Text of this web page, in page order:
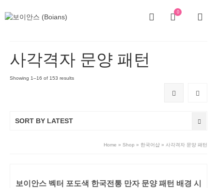
0
사각격자 문양 패턴
Showing 1–16 of 153 results
SORT BY LATEST
Home » Shop » 한국어샵 » 사각격자 문양 패턴
보이안스 벡터 포도색 한국전통 만자 문양 패턴 배경 시